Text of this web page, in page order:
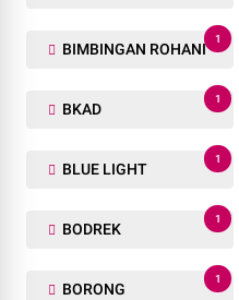
BIMBINGAN ROHANI
1
BKAD
1
BLUE LIGHT
1
BODREK
1
BORONG
1